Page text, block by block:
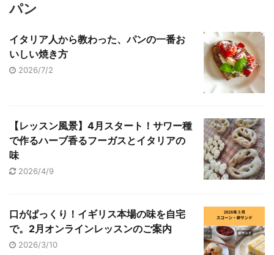
パン
イタリア人から教わった、パンの一番お
いしい焼き方
2026/7/2
【レッスン風景】4月スタート！サワー種
で作るハーブ香るフーガスとイタリアの
味
2026/4/9
口がぱっくり！イギリス本場の味を自宅
で。2月オンラインレッスンのご案内
2026/3/10